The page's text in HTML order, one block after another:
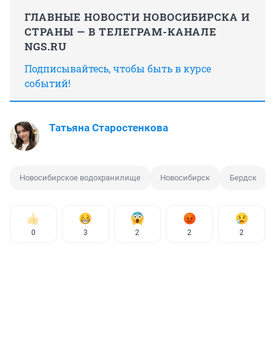
ГЛАВНЫЕ НОВОСТИ НОВОСИБИРСКА И
СТРАНЫ — В ТЕЛЕГРАМ-КАНАЛЕ
NGS.RU
Подписывайтесь, чтобы быть в курсе
событий!
Татьяна Старостенкова
Новосибирское водохранилище Новосибирск Бердск
0 3 2 2 2